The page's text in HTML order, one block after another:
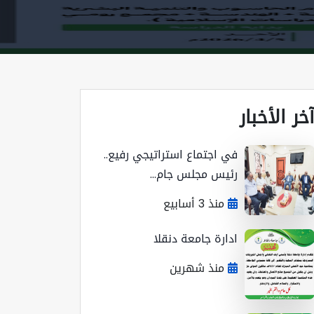
آخر الأخبار
في اجتماع استراتيجي رفيع..
رئيس مجلس جام...
منذ 3 أسابيع
ادارة جامعة دنقلا
منذ شهرين